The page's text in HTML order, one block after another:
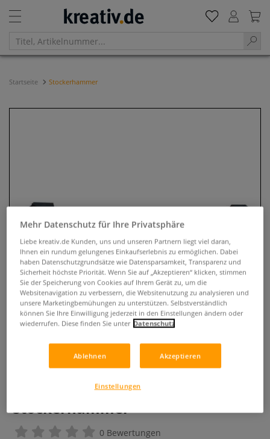
Startseite Stockerhammer
Stockerhammer
0 Bewertungen
Mehr Datenschutz für Ihre Privatsphäre
Liebe kreativ.de Kunden, uns und unseren Partnern liegt viel daran,
Ihnen ein rundum gelungenes Einkaufserlebnis zu ermöglichen. Dabei
haben Datenschutzgrundsätze wie Datensparsamkeit, Transparenz und
Sicherheit höchste Priorität. Wenn Sie auf „Akzeptieren“ klicken, stimmen
Sie der Speicherung von Cookies auf Ihrem Gerät zu, um die
Websitenavigation zu verbessern, die Websitenutzung zu analysieren und
unsere Marketingbemühungen zu unterstützen. Selbstverständlich
können Sie Ihre Einwilligung jederzeit in den Einstellungen ändern oder
wiederrufen. Diese finden Sie unter Datenschutz
Ablehnen Akzeptieren
Einstellungen